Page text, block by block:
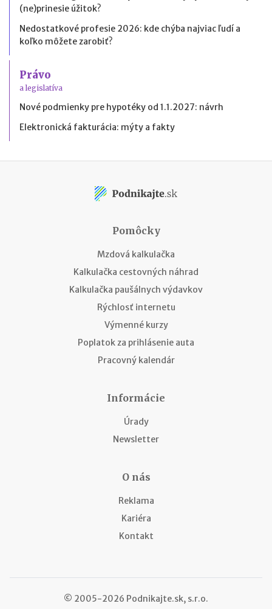
(ne)prinesie úžitok?
Nedostatkové profesie 2026: kde chýba najviac ľudí a
koľko môžete zarobiť?
Právo
a legislatíva
Nové podmienky pre hypotéky od 1.1.2027: návrh
Elektronická fakturácia: mýty a fakty
Pomôcky
Mzdová kalkulačka
Kalkulačka cestovných náhrad
Kalkulačka paušálnych výdavkov
Rýchlosť internetu
Výmenné kurzy
Poplatok za prihlásenie auta
Pracovný kalendár
Informácie
Úrady
Newsletter
O nás
Reklama
Kariéra
Kontakt
© 2005-2026 Podnikajte.sk, s.r.o.